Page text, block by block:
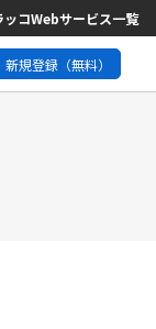
ッコWebサービス一覧
新規登録（無料）